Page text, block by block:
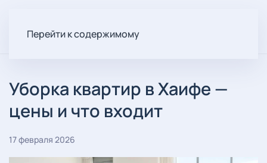
Перейти к содержимому
Уборка квартир в Хаифе —
цены и что входит
17 февраля 2026